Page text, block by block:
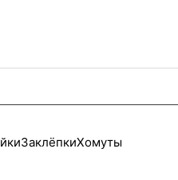
ЗаклёпкиХомуты